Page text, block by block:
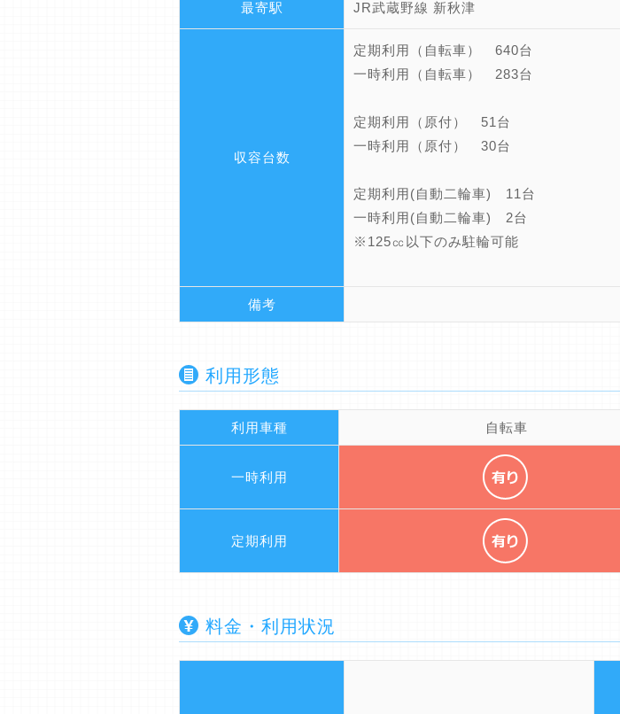
最寄駅 JR武蔵野線 新秋津
収容台数
定期利用（自転車） 640台
一時利用（自転車） 283台
定期利用（原付） 51台
一時利用（原付） 30台
定期利用(自動二輪車) 11台
一時利用(自動二輪車) 2台
※125㏄以下のみ駐輪可能
備考
利用形態
利用車種 自転車
一時利用
定期利用
料金・利用状況